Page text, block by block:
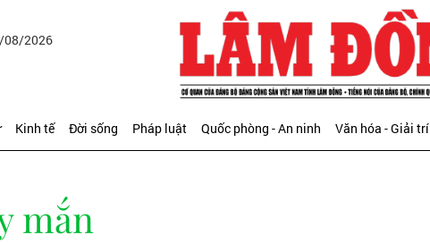
08/2026
Kinh tế Đời sống Pháp luật Quốc phòng - An ninh Văn hóa - Giải trí
mắn